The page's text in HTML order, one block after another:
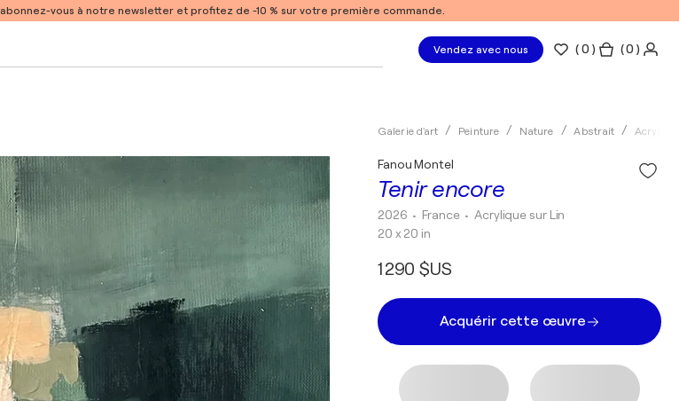
abonnez-vous à notre newsletter et profitez de -10 % sur votre première commande.
Vendez avec nous (0 ) ( 0 )
Galerie d'art Peinture Nature Abstrait
Tenir encore
Fanou Montel
2026 • France •Acrylique sur Lin
20 x 20 in
1 290 $US
Acquérir cette œuvre